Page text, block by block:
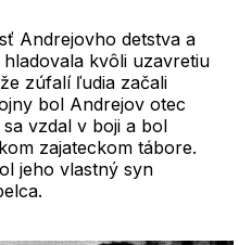
Andrejovho detstva a
kvôli uzavretiu
zúfalí ľudia začali
bol Andrejov otec
vzdal v boji a bol
zajateckom tábore.
jeho vlastný syn